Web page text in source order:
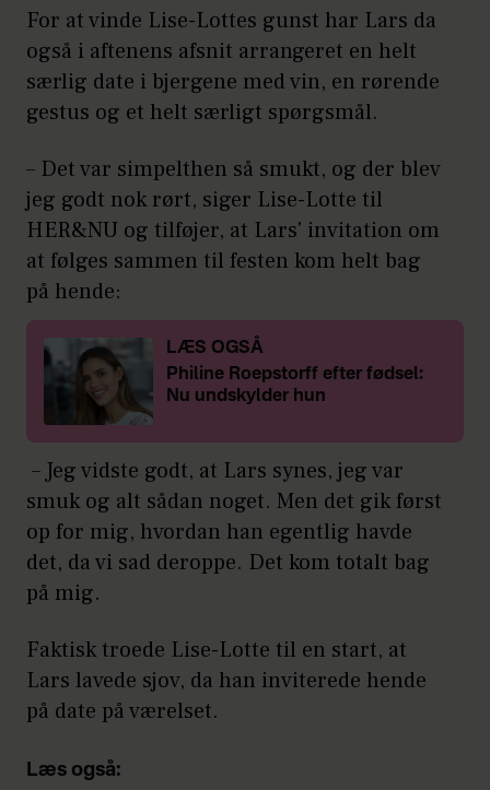
For at vinde Lise-Lottes gunst har Lars da
også i aftenens afsnit arrangeret en helt
særlig date i bjergene med vin, en rørende
gestus og et helt særligt spørgsmål.
– Det var simpelthen så smukt, og der blev
jeg godt nok rørt, siger Lise-Lotte til
HER&NU og tilføjer, at Lars' invitation om
at følges sammen til festen kom helt bag
på hende:
LÆS OGSÅ
Philine Roepstorff efter fødsel:
Nu undskylder hun
– Jeg vidste godt, at Lars synes, jeg var
smuk og alt sådan noget. Men det gik først
op for mig, hvordan han egentlig havde
det, da vi sad deroppe. Det kom totalt bag
på mig.
Faktisk troede Lise-Lotte til en start, at
Lars lavede sjov, da han inviterede hende
på date på værelset.
Læs også: